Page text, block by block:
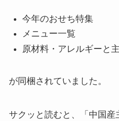
今年のおせち特集
メニュー一覧
原材料・アレルギーと
が同梱されていました。
サクッと読むと、「中国産